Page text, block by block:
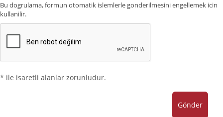
Bu dogrulama, formun otomatik islemlerle gonderilmesini engellemek icin
kullanilir.
* ile isaretli alanlar zorunludur.
Gönder